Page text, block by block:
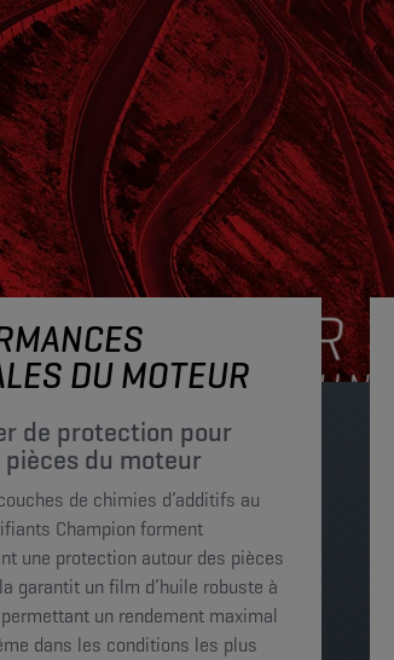
DU MOTEUR
de protection pour
du moteur
de chimies d’additifs au
Champion forment
une protection autour des pièces
garantit un film d’huile robuste à
un rendement maximal
dans les conditions les plus